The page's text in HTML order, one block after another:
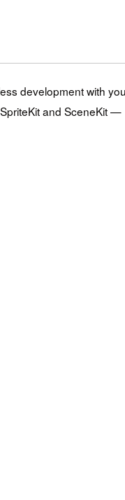
development with
and SceneKit